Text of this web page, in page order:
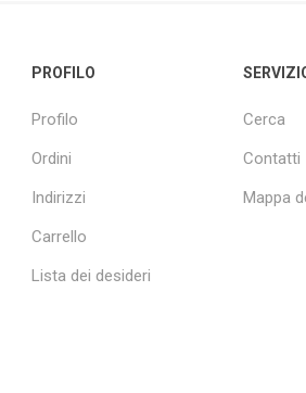
PROFILO
Profilo
Ordini
Indirizzi
Carrello
Lista dei desideri
Cerca
Contatti
Mappa